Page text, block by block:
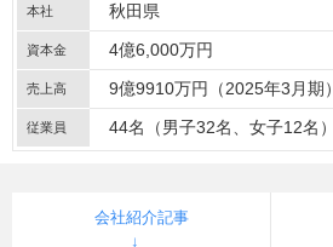
本社 秋田県
資本金 4億6,000万円
売上高 9億9910万円（2025年3月期）
従業員 44名（男子32名、女子12名）
会社紹介記事